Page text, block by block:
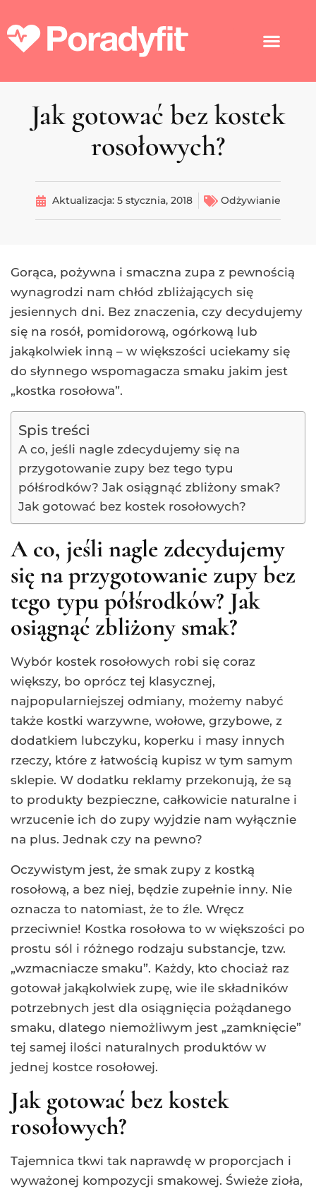
Jak gotować bez kostek
rosołowych?
Aktualizacja: 5 stycznia, 2018 Odżywianie
Gorąca, pożywna i smaczna zupa z pewnością
wynagrodzi nam chłód zbliżających się
jesiennych dni. Bez znaczenia, czy decydujemy
się na rosół, pomidorową, ogórkową lub
jakąkolwiek inną – w większości uciekamy się
do słynnego wspomagacza smaku jakim jest
„kostka rosołowa”.
Spis treści
A co, jeśli nagle zdecydujemy się na
przygotowanie zupy bez tego typu
półśrodków? Jak osiągnąć zbliżony smak?
Jak gotować bez kostek rosołowych?
A co, jeśli nagle zdecydujemy
się na przygotowanie zupy bez
tego typu półśrodków? Jak
osiągnąć zbliżony smak?
Wybór kostek rosołowych robi się coraz
większy, bo oprócz tej klasycznej,
najpopularniejszej odmiany, możemy nabyć
także kostki warzywne, wołowe, grzybowe, z
dodatkiem lubczyku, koperku i masy innych
rzeczy, które z łatwością kupisz w tym samym
sklepie. W dodatku reklamy przekonują, że są
to produkty bezpieczne, całkowicie naturalne i
wrzucenie ich do zupy wyjdzie nam wyłącznie
na plus. Jednak czy na pewno?
Oczywistym jest, że smak zupy z kostką
rosołową, a bez niej, będzie zupełnie inny. Nie
oznacza to natomiast, że to źle. Wręcz
przeciwnie! Kostka rosołowa to w większości po
prostu sól i różnego rodzaju substancje, tzw.
„wzmacniacze smaku”. Każdy, kto chociaż raz
gotował jakąkolwiek zupę, wie ile składników
potrzebnych jest dla osiągnięcia pożądanego
smaku, dlatego niemożliwym jest „zamknięcie”
tej samej ilości naturalnych produktów w
jednej kostce rosołowej.
Jak gotować bez kostek
rosołowych?
Tajemnica tkwi tak naprawdę w proporcjach i
wyważonej kompozycji smakowej. Świeże zioła,